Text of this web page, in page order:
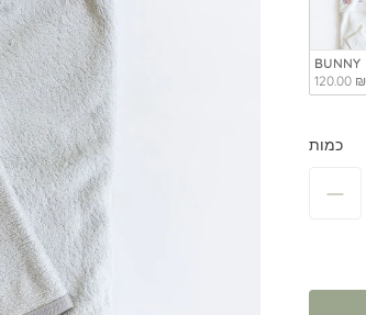
BUNNY
120.00 ₪
כמות